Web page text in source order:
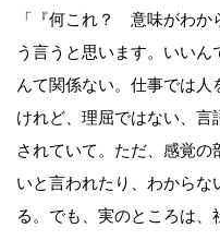
「『何これ？ 意味がわか
う言うと思います。いい
んて関係ない。仕事では人
けれど、理屈ではない、
されていて。ただ、感覚
いと言われたり、わから
る。でも、実のところは、